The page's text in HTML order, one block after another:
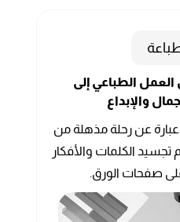
الطباعي إلى
والإبداع
عن رحلة مذهلة من
تجسيد الكلمات والأفكار
صفحات الورق.